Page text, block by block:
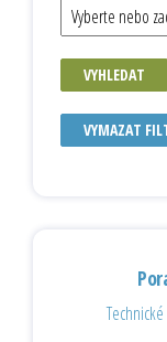
VYHLEDAT
VYMAZAT